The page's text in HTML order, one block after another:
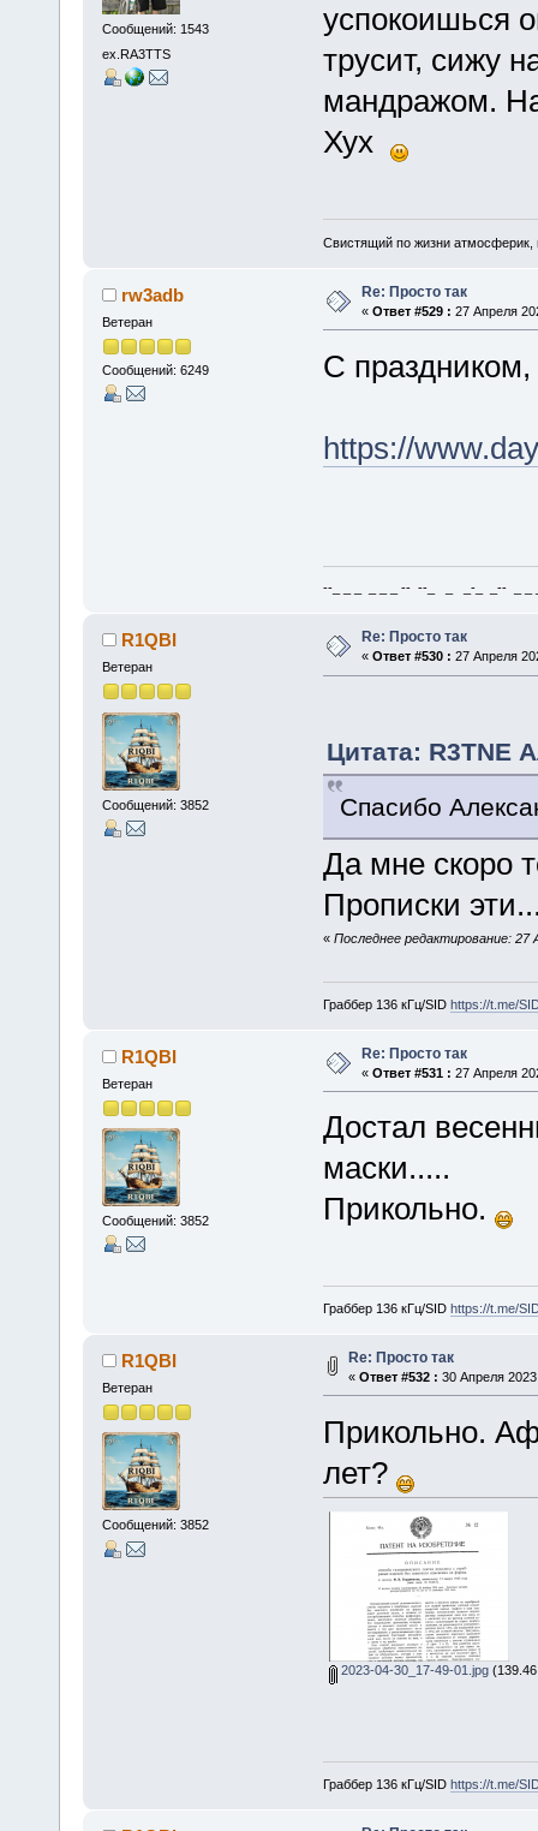
Сообщений: 1543
ex.RA3TTS
успокоишься
трусит, сижу
мандражом.
Хух
Свистящий по жизни
rw3adb
Ветеран
Сообщений: 6249
Re: Просто так
« Ответ #529 : 27 Апреля
С праздником,
https://
--_ _ _ _ _ _ -- --_ _ _-_ _-- _ _
R1QBI
Ветеран
Сообщений: 3852
Re: Просто так
« Ответ #530 : 27 Апреля
Цитата: R3TNE
Спасибо
Да мне скоро
Прописки
« Последнее редактирование:
Граббер 136 кГц/SID https://t.me/
R1QBI
Ветеран
Сообщений: 3852
Re: Просто так
« Ответ #531 : 27 Апреля
Достал
маски.....
Прикольно.
Граббер 136 кГц/SID https://t.me/
R1QBI
Ветеран
Сообщений: 3852
Re: Просто так
« Ответ #532 : 30 Апреля
Прикольно.
лет?
2023-04-30_17-49-01.jpg(139.46
Граббер 136 кГц/SID https://t.me/